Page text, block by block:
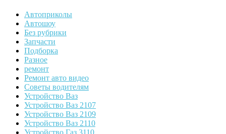
Автоприколы
Автошоу
Без рубрики
Запчасти
Подборка
Разное
ремонт
Ремонт авто видео
Советы водителям
Устройство Ваз
Устройство Ваз 2107
Устройство Ваз 2109
Устройство Ваз 2110
Устройство Газ 3110